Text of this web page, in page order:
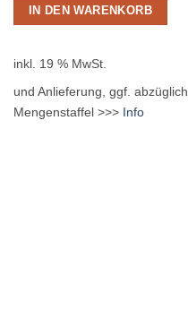
IN DEN WARENKORB
inkl. 19 % MwSt.
und Anlieferung, ggf. abzüglich
Mengenstaffel >>> Info